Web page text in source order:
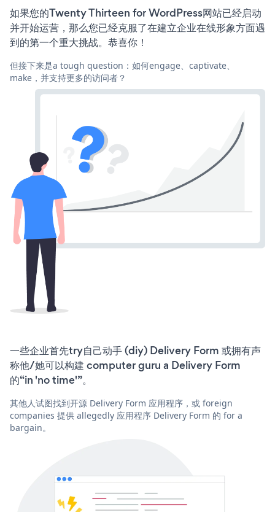
如果您的Twenty Thirteen for WordPress网站已经启动
并开始运营，那么您已经克服了在建立企业在线形象方面遇
到的第一个重大挑战。恭喜你！
但接下来是a tough question：如何engage、captivate、
make，并支持更多的访问者？
一些企业首先try自己动手 (diy) Delivery Form 或拥有声
称他/她可以构建 computer guru a Delivery Form
的“in 'no time'”。
其他人试图找到开源 Delivery Form 应用程序，或 foreign
companies 提供 allegedly 应用程序 Delivery Form 的 for a
bargain。